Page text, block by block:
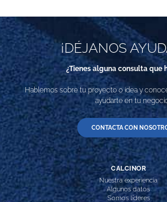
¡DÉJANOS
¿Tienes alguna consulta que
Hablemos sobre tu proyecto o idea y
ayudarte en tu
CONTACTA CON
CALCINOR
Nuestra experiencia
Algunos datos
Somos líderes